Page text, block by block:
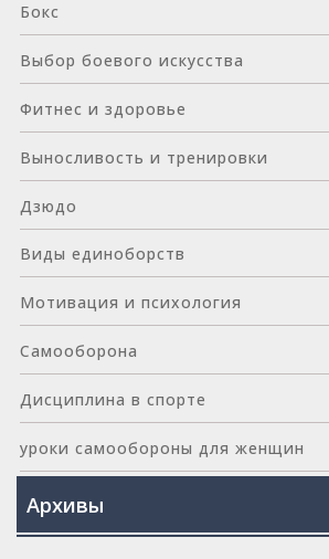
Бокс
Выбор боевого искусства
Фитнес и здоровье
Выносливость и тренировки
Дзюдо
Виды единоборств
Мотивация и психология
Самооборона
Дисциплина в спорте
уроки самообороны для женщин
Архивы